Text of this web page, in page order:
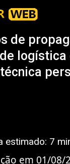
de
estimado: 7
em 01/08/